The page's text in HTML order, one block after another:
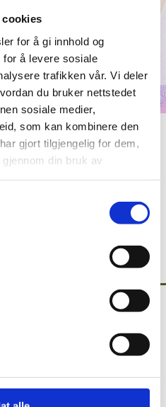
cookies
for å gi innhold og
for å levere sosiale
trafikken vår. Vi deler
du bruker nettstedet
sosiale medier,
som kan kombinere den
gjort tilgjengelig for dem,
din bruk av
oss